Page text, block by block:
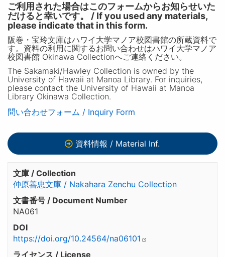
ご利用された場合はこのフォームからお知らせいた
だけると幸いです。 / If you used any materials,
please indicate that in this form.
阪巻・宝玲文庫はハワイ大学マノア校図書館の所蔵資料で
す。資料の利用に関するお問い合わせはハワイ大学マノア
校図書館 Okinawa Collectionへご連絡ください。
The Sakamaki/Hawley Collection is owned by the
University of Hawaii at Manoa Library. For inquiries,
please contact the University of Hawaii at Manoa
Library Okinawa Collection.
問い合わせフォーム / Inquiry Form
資料情報 / Material Inf.
文庫 / Collection
仲原善忠文庫 / Nakahara Zenchu Collection
文書番号 / Document Number
NA061
DOI
https://doi.org/10.24564/na06101
ライセンス / License